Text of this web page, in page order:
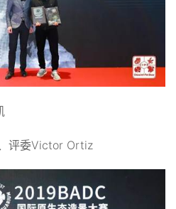
评委Victor Ortiz